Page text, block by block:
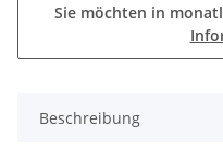
Sie möchten in
Beschreibung